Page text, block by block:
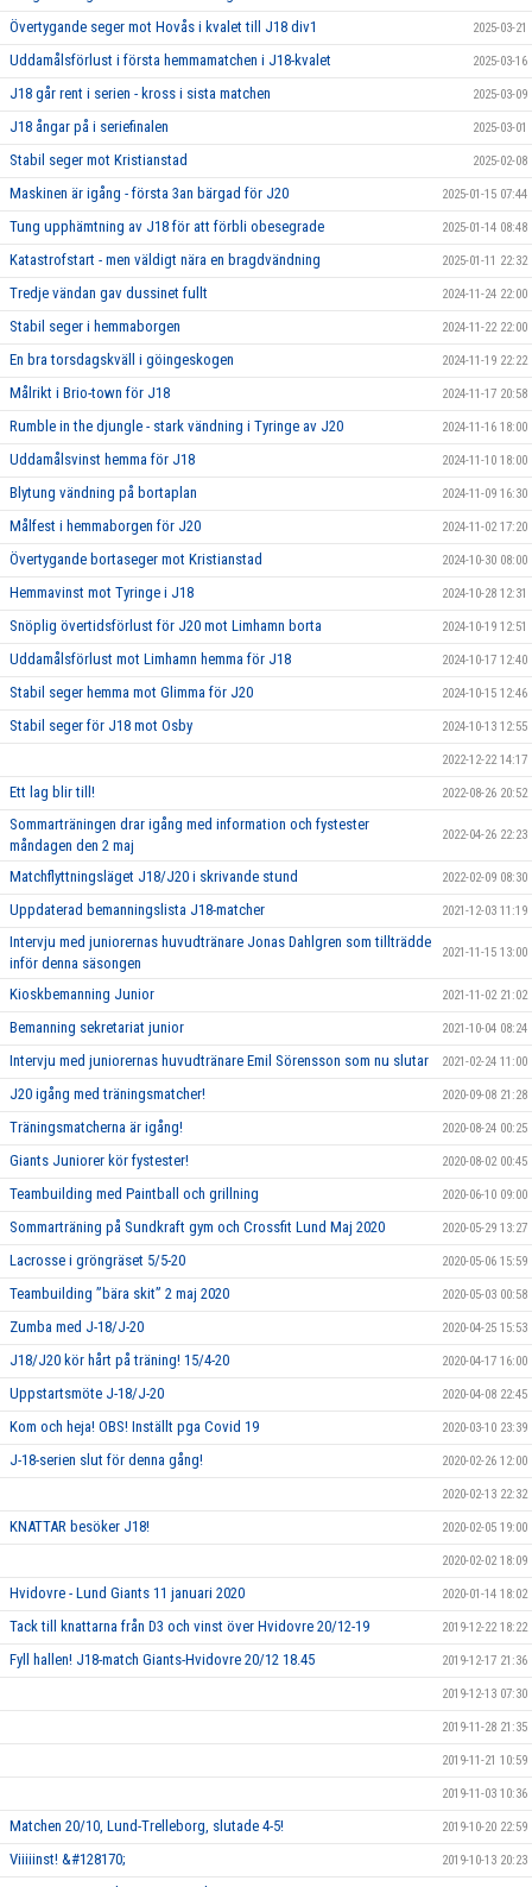
Övertygande seger mot Hovås i kvalet till J18 div1 2025-03-21
Uddamålsförlust i första hemmamatchen i J18-kvalet 2025-03-16
J18 går rent i serien - kross i sista matchen 2025-03-09
J18 ångar på i seriefinalen 2025-03-01
Stabil seger mot Kristianstad 2025-02-08
Maskinen är igång - första 3an bärgad för J20 2025-01-15 07:44
Tung upphämtning av J18 för att förbli obesegrade 2025-01-14 08:48
Katastrofstart - men väldigt nära en bragdvändning 2025-01-11 22:32
Tredje vändan gav dussinet fullt 2024-11-24 22:00
Stabil seger i hemmaborgen 2024-11-22 22:00
En bra torsdagskväll i göingeskogen 2024-11-19 22:22
Målrikt i Brio-town för J18 2024-11-17 20:58
Rumble in the djungle - stark vändning i Tyringe av J20 2024-11-16 18:00
Uddamålsvinst hemma för J18 2024-11-10 18:00
Blytung vändning på bortaplan 2024-11-09 16:30
Målfest i hemmaborgen för J20 2024-11-02 17:20
Övertygande bortaseger mot Kristianstad 2024-10-30 08:00
Hemmavinst mot Tyringe i J18 2024-10-28 12:31
Snöplig övertidsförlust för J20 mot Limhamn borta 2024-10-19 12:51
Uddamålsförlust mot Limhamn hemma för J18 2024-10-17 12:40
Stabil seger hemma mot Glimma för J20 2024-10-15 12:46
Stabil seger för J18 mot Osby 2024-10-13 12:55
2022-12-22 14:17
Ett lag blir till! 2022-08-26 20:52
Sommarträningen drar igång med information och fystester
måndagen den 2 maj
2022-04-26 22:23
Matchflyttningsläget J18/J20 i skrivande stund 2022-02-09 08:30
Uppdaterad bemanningslista J18-matcher 2021-12-03 11:19
Intervju med juniorernas huvudtränare Jonas Dahlgren som tillträdde
inför denna säsongen
2021-11-15 13:00
Kioskbemanning Junior 2021-11-02 21:02
Bemanning sekretariat junior 2021-10-04 08:24
Intervju med juniorernas huvudtränare Emil Sörensson som nu slutar 2021-02-24 11:00
J20 igång med träningsmatcher! 2020-09-08 21:28
Träningsmatcherna är igång! 2020-08-24 00:25
Giants Juniorer kör fystester! 2020-08-02 00:45
Teambuilding med Paintball och grillning 2020-06-10 09:00
Sommarträning på Sundkraft gym och Crossfit Lund Maj 2020 2020-05-29 13:27
Lacrosse i gröngräset 5/5-20 2020-05-06 15:59
Teambuilding ”bära skit” 2 maj 2020 2020-05-03 00:58
Zumba med J-18/J-20 2020-04-25 15:53
J18/J20 kör hårt på träning! 15/4-20 2020-04-17 16:00
Uppstartsmöte J-18/J-20 2020-04-08 22:45
Kom och heja! OBS! Inställt pga Covid 19 2020-03-10 23:39
J-18-serien slut för denna gång! 2020-02-26 12:00
2020-02-13 22:32
KNATTAR besöker J18! 2020-02-05 19:00
2020-02-02 18:09
Hvidovre - Lund Giants 11 januari 2020 2020-01-14 18:02
Tack till knattarna från D3 och vinst över Hvidovre 20/12-19 2019-12-22 18:22
Fyll hallen! J18-match Giants-Hvidovre 20/12 18.45 2019-12-17 21:36
2019-12-13 07:30
2019-11-28 21:35
2019-11-21 10:59
2019-11-03 10:36
Matchen 20/10, Lund-Trelleborg, slutade 4-5! 2019-10-20 22:59
Viiiiinst! &#128170; 2019-10-13 20:23